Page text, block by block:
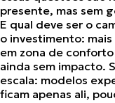
presente, mas sem
E qual deve ser o
o investimento:
em zona de
ainda sem impacto.
escala: modelos
ficam apenas ali,